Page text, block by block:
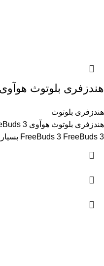
هندزفری بلوتوث هوآوی FreeBuds 3
هندزفری بلوتوث
FreeBuds 3 FreeBuds 3 بسیار شبیه AirPods است ، مانند بسیاری